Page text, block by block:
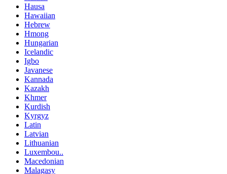
Hausa
Hawaiian
Hebrew
Hmong
Hungarian
Icelandic
Igbo
Javanese
Kannada
Kazakh
Khmer
Kurdish
Kyrgyz
Latin
Latvian
Lithuanian
Luxembou..
Macedonian
Malagasy